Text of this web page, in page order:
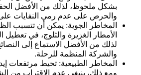
بشكل ملحوظ، لذلك من الأفضل
والحرص على عدم رمي النفايات
المخاطر الجوية: يمكن أن تتسبب
الأمطار الغزيرة والثلوج، في تعطيل
لذلك من الأفضل الاستماع إلى
والشركة المنظمة للرحلة.
المخاطر الطبيعية: تحيط مرتفعات
ومع ذلك، ينبغي عدم الاقتراب من